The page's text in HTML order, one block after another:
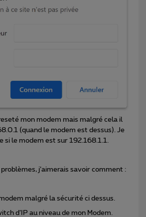
mon modem mais malgré cela il
(quand le modem est dessus). Je
si le modem est sur 192.168.1.1.
j’aimerais savoir comment :
malgré la sécurité ci dessus.
d’IP au niveau de mon Modem.